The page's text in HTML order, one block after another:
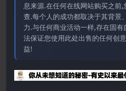
息来源.在任何在线网站购买之前
查.每个人的成功都取决于其背景
力.与任何商业活动一样,存在固
法保证您使用此处出售的任何创
益!